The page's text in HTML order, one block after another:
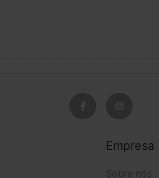
Empresa
Sobre nós